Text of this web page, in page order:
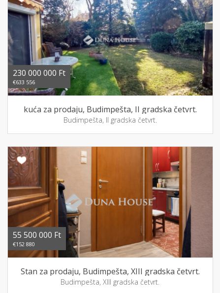
230 000 000 Ft
€633 556
kuća za prodaju, Budimpešta, II gradska četvrt.
Budimpešta, II gradska četvrt.
55 500 000 Ft
€152 880
Stan za prodaju, Budimpešta, XIII gradska četvrt.
Budimpešta, XIII gradska četvrt.